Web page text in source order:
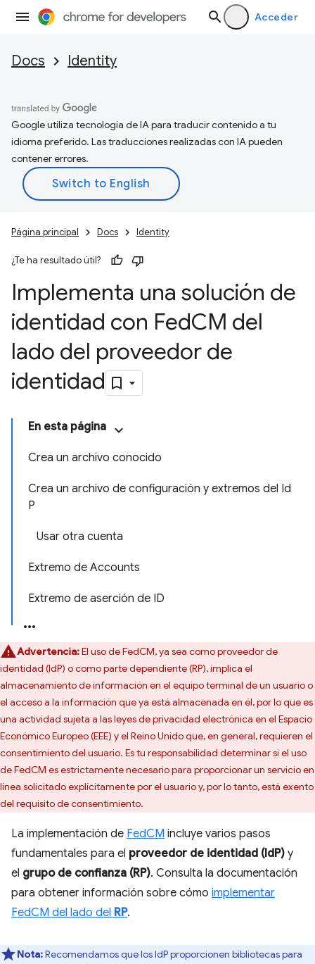
Acceder
Docs Identity
Google utiliza tecnología de IA para traducir contenido a tu
idioma preferido. Las traducciones realizadas con IA pueden
contener errores.
Página principal Docs Identity
¿Te ha resultado útil?
Implementa una solución de
identidad con FedCM del
lado del proveedor de
identidad
En esta página
Crea un archivo conocido
Crea un archivo de configuración y extremos del Id
P
Usar otra cuenta
Extremo de Accounts
Extremo de aserción de ID
Advertencia:El uso de FedCM, ya sea como proveedor de
identidad (IdP) o como parte dependiente (RP), implica el
almacenamiento de información en el equipo terminal de un usuario o
el acceso a la información que ya está almacenada en él, por lo que es
una actividad sujeta a las leyes de privacidad electrónica en el Espacio
Económico Europeo (EEE) y el Reino Unido que, en general, requieren el
consentimiento del usuario. Es tu responsabilidad determinar si el uso
de FedCM es estrictamente necesario para proporcionar un servicio en
línea solicitado explícitamente por el usuario y, por lo tanto, está exento
del requisito de consentimiento.
La implementación de FedCM incluye varios pasos
fundamentales para el proveedor de identidad (IdP) y
el grupo de confianza (RP). Consulta la documentación
para obtener información sobre cómo implementar
FedCM del lado del RP.
Nota:Recomendamos que los IdP proporcionen bibliotecas para